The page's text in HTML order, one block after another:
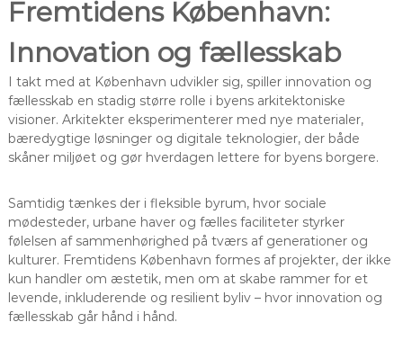
Fremtidens København:
Innovation og fællesskab
I takt med at København udvikler sig, spiller innovation og
fællesskab en stadig større rolle i byens arkitektoniske
visioner. Arkitekter eksperimenterer med nye materialer,
bæredygtige løsninger og digitale teknologier, der både
skåner miljøet og gør hverdagen lettere for byens borgere.
Samtidig tænkes der i fleksible byrum, hvor sociale
mødesteder, urbane haver og fælles faciliteter styrker
følelsen af sammenhørighed på tværs af generationer og
kulturer. Fremtidens København formes af projekter, der ikke
kun handler om æstetik, men om at skabe rammer for et
levende, inkluderende og resilient byliv – hvor innovation og
fællesskab går hånd i hånd.